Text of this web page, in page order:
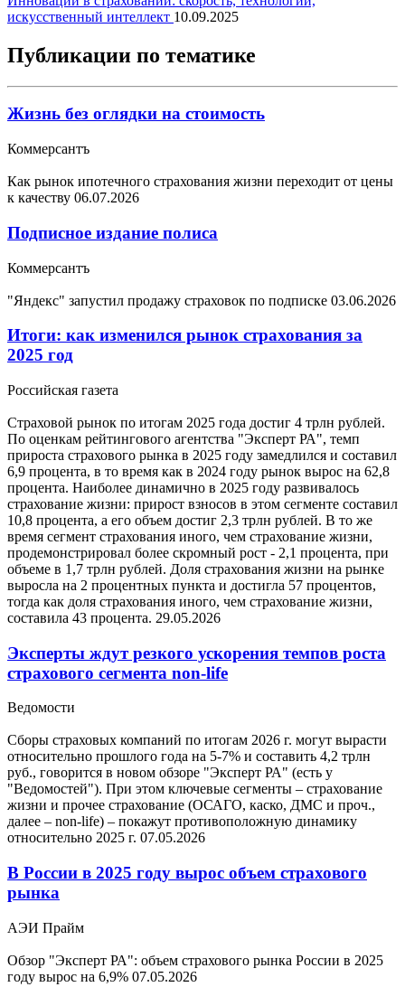
искусственный интеллект 10.09.2025
Публикации по тематике
Жизнь без оглядки на стоимость
Коммерсантъ
Как рынок ипотечного страхования жизни переходит от цены
к качеству 06.07.2026
Подписное издание полиса
Коммерсантъ
"Яндекс" запустил продажу страховок по подписке 03.06.2026
Итоги: как изменился рынок страхования за
2025 год
Российская газета
Страховой рынок по итогам 2025 года достиг 4 трлн рублей.
По оценкам рейтингового агентства "Эксперт РА", темп
прироста страхового рынка в 2025 году замедлился и составил
6,9 процента, в то время как в 2024 году рынок вырос на 62,8
процента. Наиболее динамично в 2025 году развивалось
страхование жизни: прирост взносов в этом сегменте составил
10,8 процента, а его объем достиг 2,3 трлн рублей. В то же
время сегмент страхования иного, чем страхование жизни,
продемонстрировал более скромный рост - 2,1 процента, при
объеме в 1,7 трлн рублей. Доля страхования жизни на рынке
выросла на 2 процентных пункта и достигла 57 процентов,
тогда как доля страхования иного, чем страхование жизни,
составила 43 процента. 29.05.2026
Эксперты ждут резкого ускорения темпов роста
страхового сегмента non-life
Ведомости
Сборы страховых компаний по итогам 2026 г. могут вырасти
относительно прошлого года на 5-7% и составить 4,2 трлн
руб., говорится в новом обзоре "Эксперт РА" (есть у
"Ведомостей"). При этом ключевые сегменты – страхование
жизни и прочее страхование (ОСАГО, каско, ДМС и проч.,
далее – non-life) – покажут противоположную динамику
относительно 2025 г. 07.05.2026
В России в 2025 году вырос объем страхового
рынка
АЭИ Прайм
Обзор "Эксперт РА": объем страхового рынка России в 2025
году вырос на 6,9% 07.05.2026